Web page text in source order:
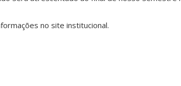
no site institucional.